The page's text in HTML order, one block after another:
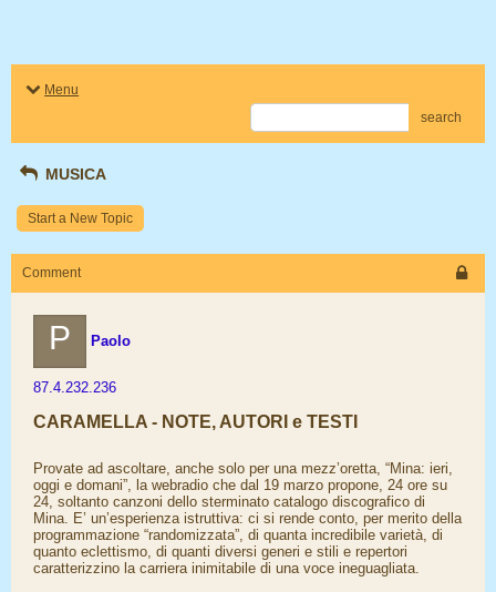
Menu
search
MUSICA
Start a New Topic
Comment
P Paolo
87.4.232.236
CARAMELLA - NOTE, AUTORI e TESTI
Provate ad ascoltare, anche solo per una mezz’oretta, “Mina: ieri,
oggi e domani”, la webradio che dal 19 marzo propone, 24 ore su
24, soltanto canzoni dello sterminato catalogo discografico di
Mina. E’ un’esperienza istruttiva: ci si rende conto, per merito della
programmazione “randomizzata”, di quanta incredibile varietà, di
quanto eclettismo, di quanti diversi generi e stili e repertori
caratterizzino la carriera inimitabile di una voce ineguagliata.